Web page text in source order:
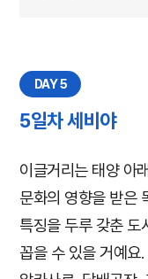
DAY 5
5일차 세비야
이글거리는 태양 아
문화의 영향을 받은
특징을 두루 갖춘 도
꼽을 수 있을 거예요